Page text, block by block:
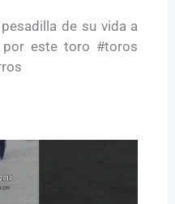
de su vida a
por este toro #toros